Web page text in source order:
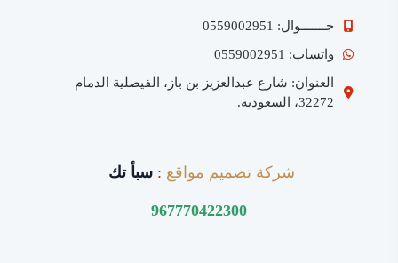
جـــــــوال: 0559002951
واتساب: 0559002951
العنوان: شارع عبدالعزيز بن باز، الفيصلية الدمام
32272، السعودية.
شركة تصميم مواقع :سبأ تك
967770422300